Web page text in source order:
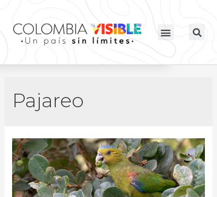
Pajareo